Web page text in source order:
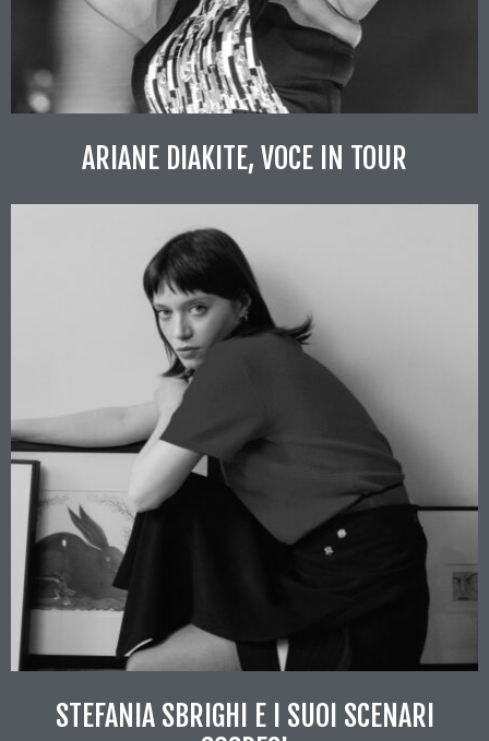
ARIANE DIAKITE, VOCE IN TOUR
STEFANIA SBRIGHI E I SUOI SCENARI